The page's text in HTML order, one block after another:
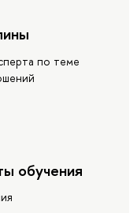
по теме
обучения